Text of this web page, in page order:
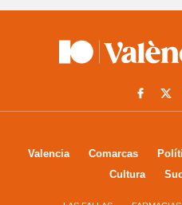
Valencia Comarcas
Cultura